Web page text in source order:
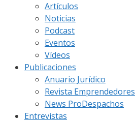
Artículos
Noticias
Podcast
Eventos
Vídeos
Publicaciones
Anuario Jurídico
Revista Emprendedores
News ProDespachos
Entrevistas